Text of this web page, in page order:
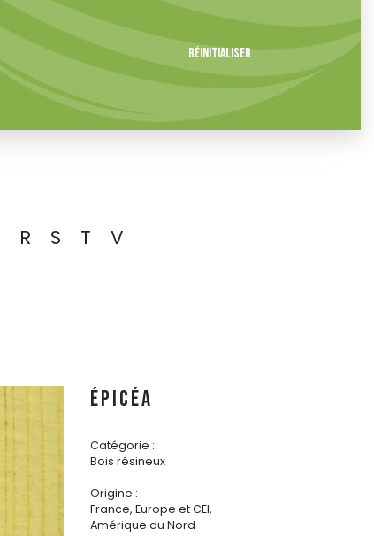
Réinitialiser
R S T V
ÉPICÉA
Catégorie :
Bois résineux
Origine :
France, Europe et CEI,
Amérique du Nord